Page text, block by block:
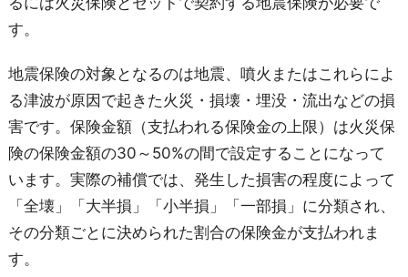
す。
地震保険の対象となるのは地震、噴火またはこれらによ
る津波が原因で起きた火災・損壊・埋没・流出などの損
害です。保険金額（支払われる保険金の上限）は火災保
険の保険金額の30～50%の間で設定することになって
います。実際の補償では、発生した損害の程度によって
「全壊」「大半損」「小半損」「一部損」に分類され、
その分類ごとに決められた割合の保険金が支払われま
す。